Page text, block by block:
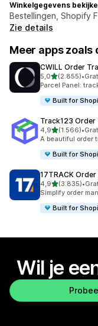
Winkelgegevens
Bestellingen, Shopify
Zie details
Meer apps zoals
CWILL Order
5,0van 5 sterren
(2.855)
2855 recensies
•
Parcel Panel:
Built for
Track123 Order
4,9van 5 sterren
(1.566)
1566 recensies
•
A beautiful order
Built for
17TRACK
4,9van 5 sterren
(3.835)
3835 recensies
•
Simplify order
Built for
Wil je